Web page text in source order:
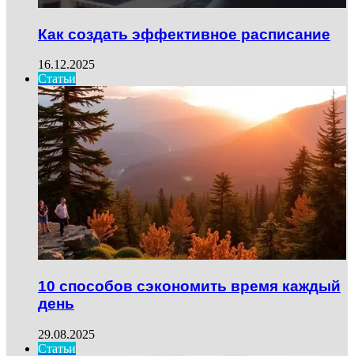
Как создать эффективное расписание
16.12.2025
Статьи
10 способов сэкономить время каждый
день
29.08.2025
Статьи